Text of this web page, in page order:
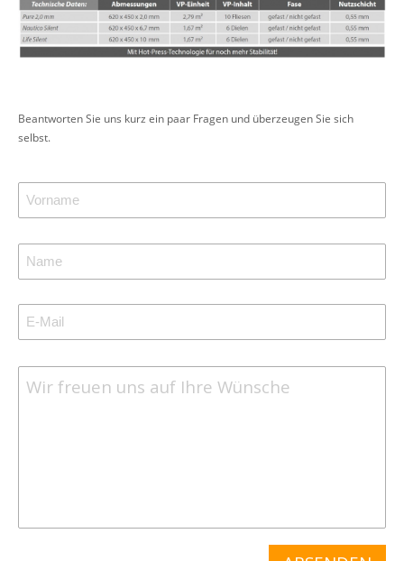
Beantworten Sie uns kurz ein paar Fragen und überzeugen Sie sich
selbst.